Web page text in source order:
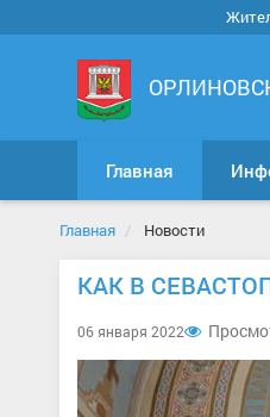
Главная
Главная Новости
КАК В
06 января 2022